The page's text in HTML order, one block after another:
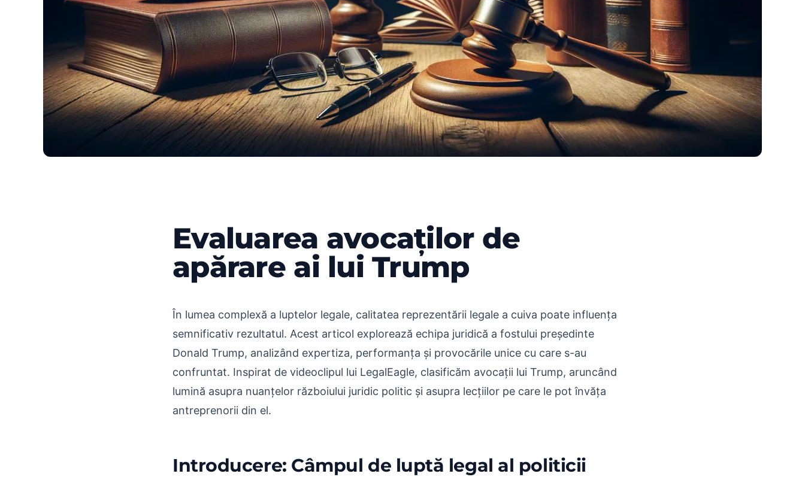
Evaluarea avocaților apărării lui Trump
Evaluarea avocaților de
apărare ai lui Trump
În lumea complexă a luptelor legale, calitatea reprezentării legale a cuiva poate influența
semnificativ rezultatul. Acest articol explorează echipa juridică a fostului președinte
Donald Trump, analizând expertiza, performanța și provocările unice cu care s-au
confruntat. Inspirat de videoclipul lui LegalEagle, clasificăm avocații lui Trump, aruncând
lumină asupra nuanțelor războiului juridic politic și asupra lecțiilor pe care le pot învăța
antreprenorii din el.
Introducere: Câmpul de luptă legal al politicii